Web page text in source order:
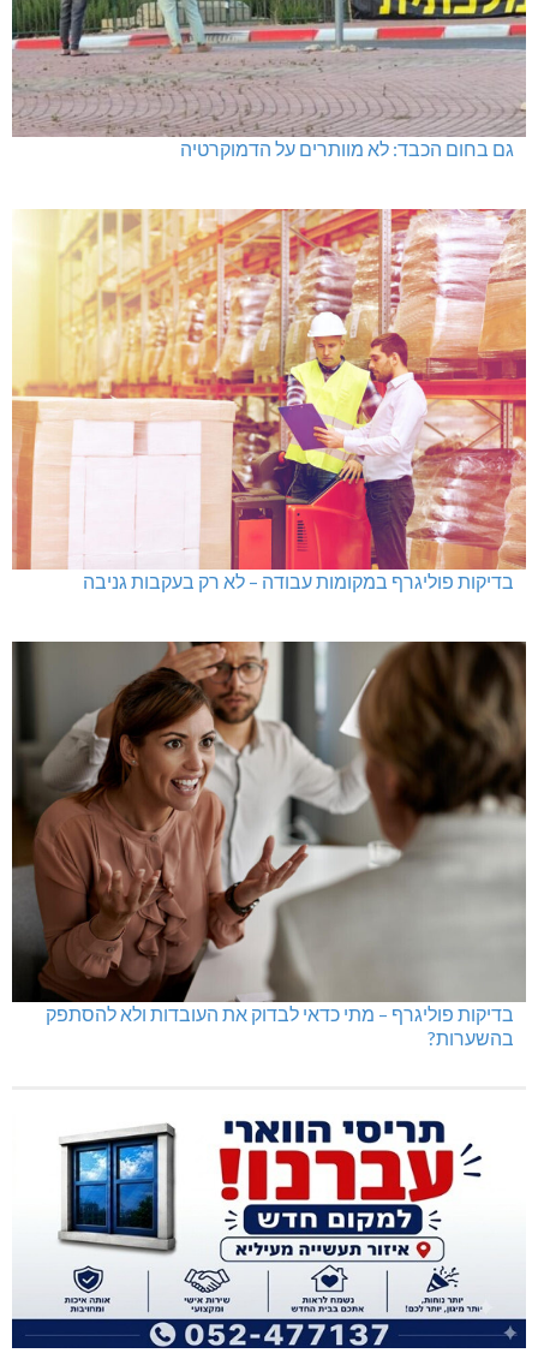
גם בחום הכבד: לא מוותרים על הדמוקרטיה
בדיקות פוליגרף במקומות עבודה – לא רק בעקבות גניבה
בדיקות פוליגרף – מתי כדאי לבדוק את העובדות ולא להסתפק
בהשערות?